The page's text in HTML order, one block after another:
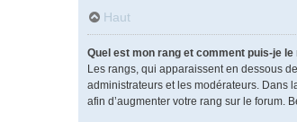
Haut
Quel est mon rang et comment puis-je le
Les rangs, qui apparaissent en dessous
administrateurs et les modérateurs. Dans
afin d’augmenter votre rang sur le forum.